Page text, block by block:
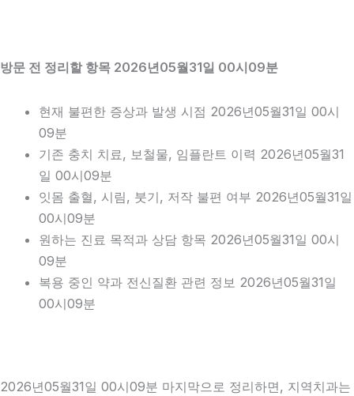
방문 전 정리할 항목 2026년05월31일 00시09분
현재 불편한 증상과 발생 시점 2026년05월31일 00시
09분
기존 충치 치료, 보철물, 임플란트 이력 2026년05월31
일 00시09분
잇몸 출혈, 시림, 붓기, 저작 불편 여부 2026년05월31일
00시09분
원하는 진료 목적과 상담 항목 2026년05월31일 00시
09분
복용 중인 약과 전신질환 관련 정보 2026년05월31일
00시09분
2026년05월31일 00시09분 마지막으로 정리하면, 지역치과는